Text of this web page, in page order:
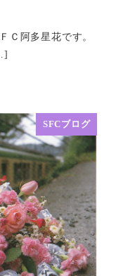
Ｃ阿多星花です。
SFCブログ